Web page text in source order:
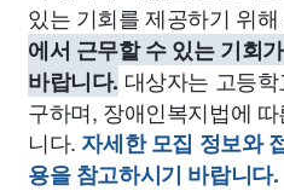
있는 기회를 제공하기 위
에서 근무할 수 있는 기회
바랍니다. 대상자는 고등
구하며, 장애인복지법에
니다. 자세한 모집 정보와
용을 참고하시기 바랍니다.